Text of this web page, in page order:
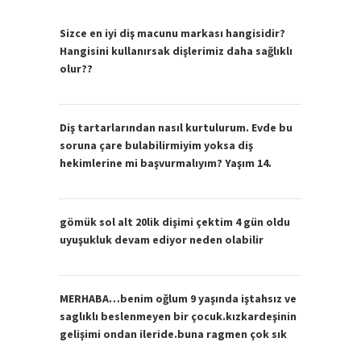
Sizce en iyi diş macunu markası hangisidir?
Hangisini kullanırsak dişlerimiz daha sağlıklı
olur??
Diş tartarlarından nasıl kurtulurum. Evde bu
soruna çare bulabilirmiyim yoksa diş
hekimlerine mi başvurmalıyım? Yaşım 14.
gömük sol alt 20lik dişimi çektim 4 gün oldu
uyuşukluk devam ediyor neden olabilir
MERHABA…benim oğlum 9 yaşında iştahsız ve
saglıklı beslenmeyen bir çocuk.kızkardeşinin
gelişimi ondan ileride.buna ragmen çok sık